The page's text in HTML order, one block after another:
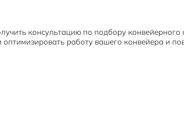
консультацию по подбору конвейерного
работу вашего конвейера и